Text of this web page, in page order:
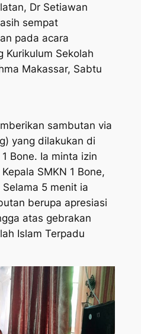
Dr Setiawan
sempat
pada acara
Kurikulum Sekolah
Makassar, Sabtu
sambutan via
yang dilakukan di
Bone. Ia minta izin
SMKN 1 Bone,
5 menit ia
berupa apresiasi
atas gebrakan
Islam Terpadu